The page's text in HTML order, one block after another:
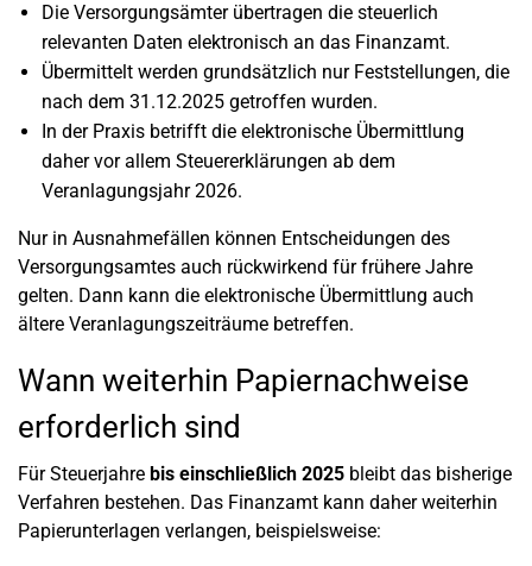
Die Versorgungsämter übertragen die steuerlich
relevanten Daten elektronisch an das Finanzamt.
Übermittelt werden grundsätzlich nur Feststellungen, die
nach dem 31.12.2025 getroffen wurden.
In der Praxis betrifft die elektronische Übermittlung
daher vor allem Steuererklärungen ab dem
Veranlagungsjahr 2026.
Nur in Ausnahmefällen können Entscheidungen des
Versorgungsamtes auch rückwirkend für frühere Jahre
gelten. Dann kann die elektronische Übermittlung auch
ältere Veranlagungszeiträume betreffen.
Wann weiterhin Papiernachweise
erforderlich sind
Für Steuerjahre bis einschließlich 2025 bleibt das bisherige
Verfahren bestehen. Das Finanzamt kann daher weiterhin
Papierunterlagen verlangen, beispielsweise: